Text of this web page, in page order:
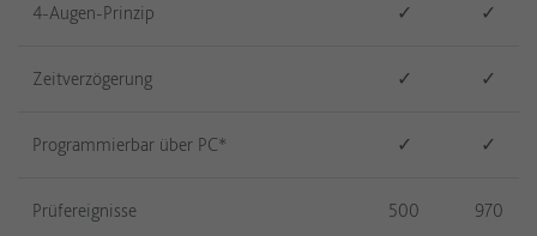
4-Augen-Prinzip ✓ ✓
Zeitverzögerung ✓ ✓
Programmierbar über PC* ✓ ✓
Prüfereignisse 500 970